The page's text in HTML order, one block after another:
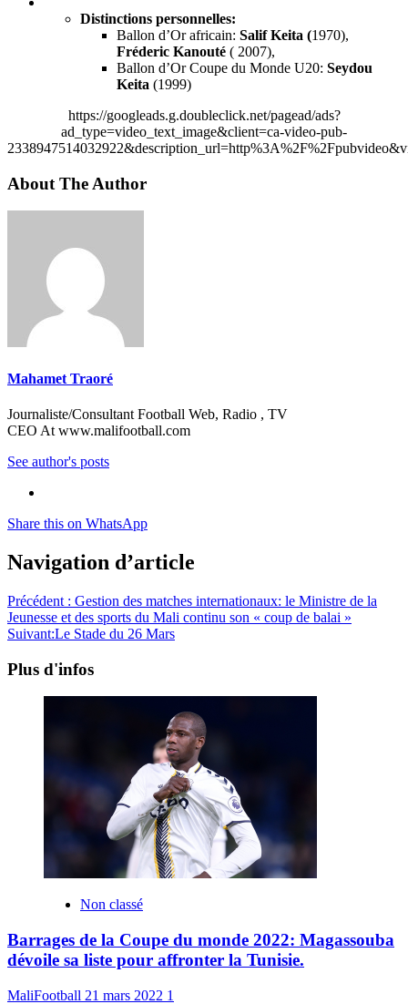
Distinctions personnelles:
Ballon d’Or africain: Salif Keita (1970),
Fréderic Kanouté ( 2007),
Ballon d’Or Coupe du Monde U20: Seydou
Keita (1999)
https://googleads.g.doubleclick.net/pagead/ads?
ad_type=video_text_image&client=ca-video-pub-
About The Author
Mahamet Traoré
Journaliste/Consultant Football Web, Radio , TV
CEO At www.malifootball.com
See author's posts
Share this on WhatsApp
Navigation d’article
Précédent : Gestion des matches internationaux: le Ministre de la
Jeunesse et des sports du Mali continu son « coup de balai »
Suivant:Le Stade du 26 Mars
Plus d'infos
Non classé
Barrages de la Coupe du monde 2022: Magassouba
dévoile sa liste pour affronter la Tunisie.
MaliFootball 21 mars 2022 1